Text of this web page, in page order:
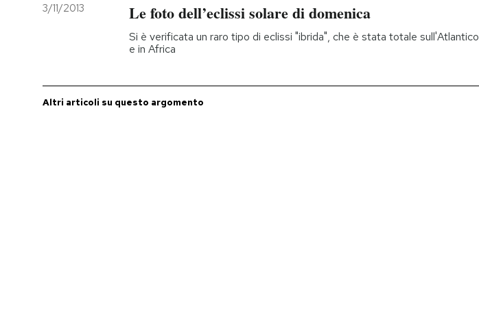
3/11/2013 Le foto dell’eclissi solare di domenica
Si è verificata un raro tipo di eclissi "ibrida", che è stata totale sull'Atlantico
e in Africa
Altri articoli su questo argomento